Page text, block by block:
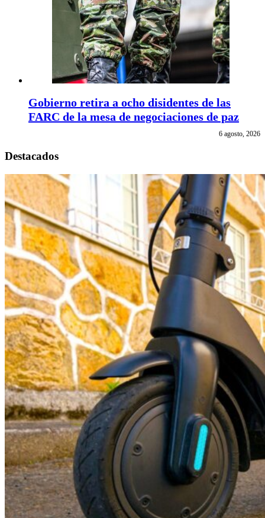
Gobierno retira a ocho disidentes de las
FARC de la mesa de negociaciones de paz
6 agosto, 2026
Destacados